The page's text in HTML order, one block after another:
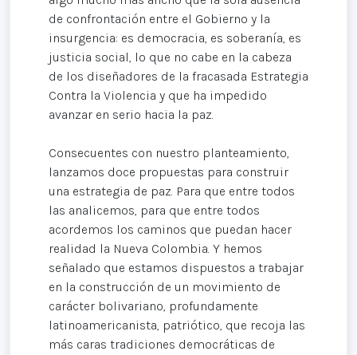
de confrontación entre el Gobierno y la
insurgencia: es democracia, es soberanía, es
justicia social, lo que no cabe en la cabeza
de los diseñadores de la fracasada Estrategia
Contra la Violencia y que ha impedido
avanzar en serio hacia la paz.
Consecuentes con nuestro planteamiento,
lanzamos doce propuestas para construir
una estrategia de paz. Para que entre todos
las analicemos, para que entre todos
acordemos los caminos que puedan hacer
realidad la Nueva Colombia. Y hemos
señalado que estamos dispuestos a trabajar
en la construcción de un movimiento de
carácter bolivariano, profundamente
latinoamericanista, patriótico, que recoja las
más caras tradiciones democráticas de